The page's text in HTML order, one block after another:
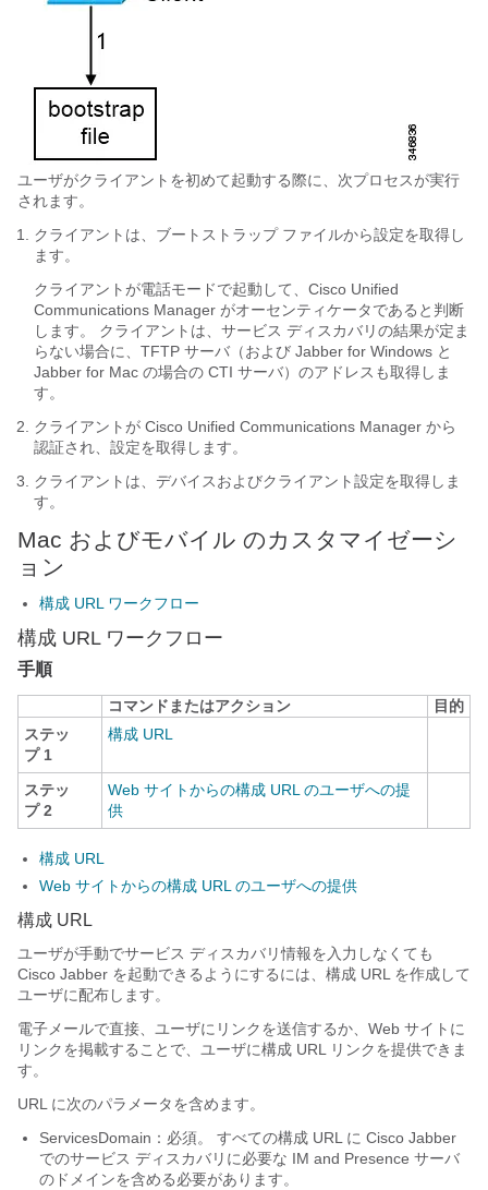
ユーザがクライアントを初めて起動する際に、次プロセスが実行
されます。
クライアントは、ブートストラップ ファイルから設定を取得し
ます。
クライアントが電話モードで起動して、Cisco Unified
Communications Manager がオーセンティケータであると判断
します。 クライアントは、サービス ディスカバリの結果が定ま
らない場合に、TFTP サーバ（および Jabber for Windows と
Jabber for Mac の場合の CTI サーバ）のアドレスも取得しま
す。
クライアントが Cisco Unified Communications Manager から
認証され、設定を取得します。
クライアントは、デバイスおよびクライアント設定を取得しま
す。
Mac およびモバイル のカスタマイゼーシ
ョン
構成 URL ワークフロー
構成 URL ワークフロー
手順
コマンドまたはアクション
目的
ステッ
プ 1
構成 URL
ステッ
プ 2
Web サイトからの構成 URL のユーザへの提
供
構成 URL
Web サイトからの構成 URL のユーザへの提供
構成 URL
ユーザが手動でサービス ディスカバリ情報を入力しなくても
Cisco Jabber を起動できるようにするには、構成 URL を作成して
ユーザに配布します。
電子メールで直接、ユーザにリンクを送信するか、Web サイトに
リンクを掲載することで、ユーザに構成 URL リンクを提供できま
す。
URL に次のパラメータを含めます。
ServicesDomain ：必須。 すべての構成 URL に Cisco Jabber
でのサービス ディスカバリに必要な IM and Presence サーバ
のドメインを含める必要があります。